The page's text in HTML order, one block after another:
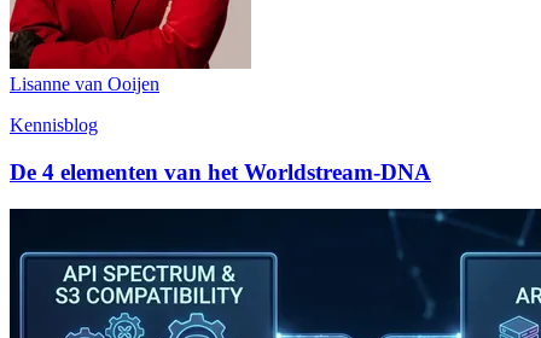
Lisanne van Ooijen
Kennisblog
De 4 elementen van het Worldstream-DNA